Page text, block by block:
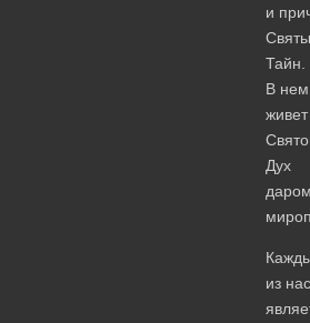
и
Тайн.
В нем
живет
Дух
из нас